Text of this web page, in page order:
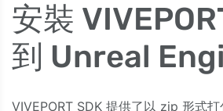
安裝
到 Unreal
VIVEPORT SDK 提供了以 zip 形式